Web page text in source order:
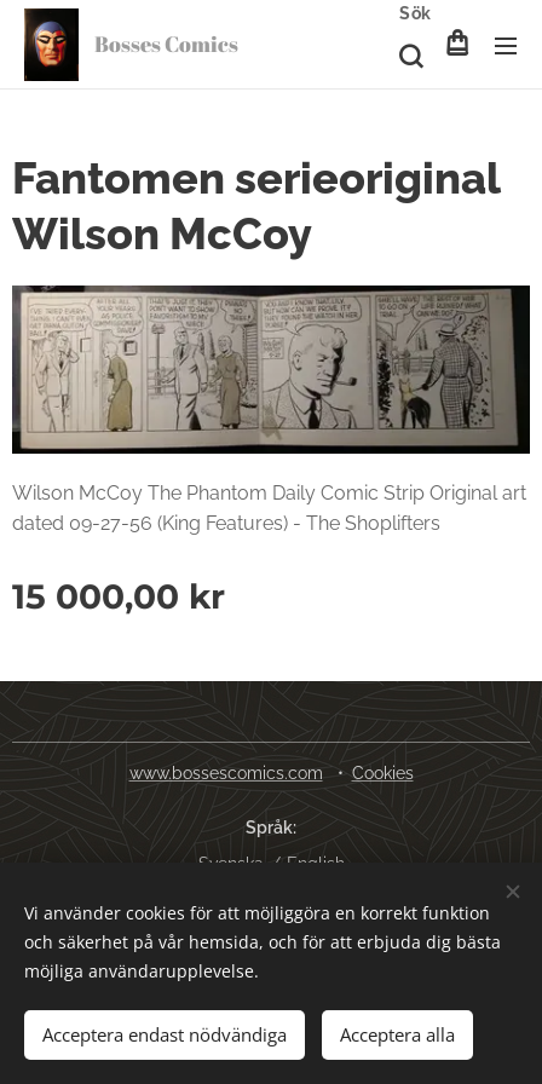
Bosses Comics
Sök
Fantomen serieoriginal
Wilson McCoy
Wilson McCoy The Phantom Daily Comic Strip Original art
dated 09-27-56 (King Features) - The Shoplifters
15 000,00 kr
Lägg i kundvagnen
www.bossescomics.com Cookies
Språk
Svenska
English
Valutor
SEK kr
USD $ EUR € AUD $
Vi använder cookies för att möjliggöra en korrekt funktion
och säkerhet på vår hemsida, och för att erbjuda dig bästa
möjliga användarupplevelse.
Acceptera endast nödvändiga Acceptera alla